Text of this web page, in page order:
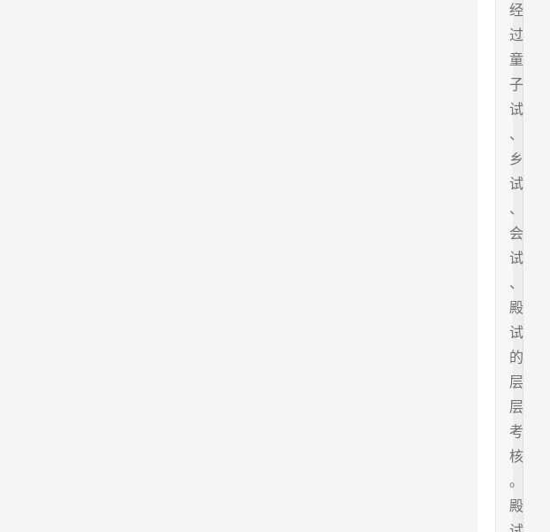
经
过
童
子
试
、
乡
试
、
会
试
、
殿
试
的
层
层
考
核
。
殿